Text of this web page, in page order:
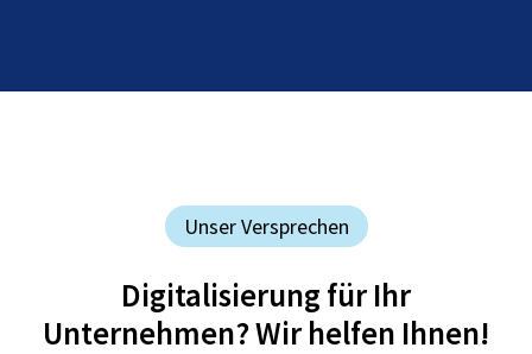
Unser Versprechen
Digitalisierung für Ihr
Unternehmen? Wir helfen Ihnen!